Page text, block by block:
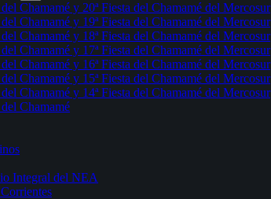
Chamamé y 20ª Fiesta del Chamamé del Mercosur
Chamamé y 19ª Fiesta del Chamamé del Mercosur
Chamamé y 18ª Fiesta del Chamamé del Mercosur
Chamamé y 17ª Fiesta del Chamamé del Mercosur
Chamamé y 16ª Fiesta del Chamamé del Mercosur
Chamamé y 15ª Fiesta del Chamamé del Mercosur
Chamamé y 14ª Fiesta del Chamamé del Mercosur
Chamamé
Integral del NEA